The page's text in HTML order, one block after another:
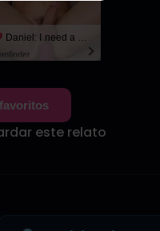
Daniel: I need a man for a spicy night...
este relato